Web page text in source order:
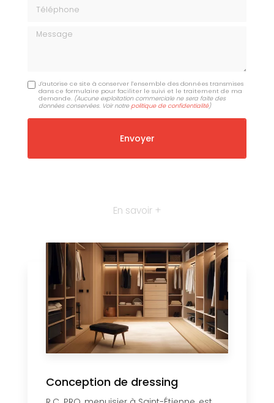
Message
J'autorise ce site à conserver l'ensemble des données transmises
dans ce formulaire pour faciliter le suivi et le traitement de ma
demande. (Aucune exploitation commerciale ne sera faite des
données conservées. Voir notre politique de confidentialité)
En savoir +
Conception de dressing